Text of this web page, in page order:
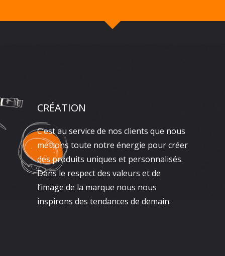
CRÉATION
C’est au service de nos clients que nous
mettons toute notre énergie pour créer
des produits uniques et personnalisés.
Dans le respect des valeurs et de
l’image de la marque nous nous
inspirons des tendances de demain.